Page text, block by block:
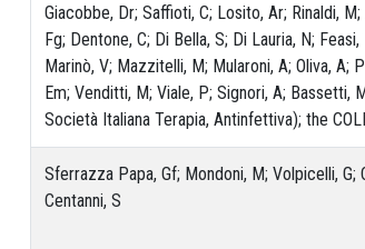
Giacobbe, Dr; Saffioti, C; Losito, Ar; Rinaldi,
Fg; Dentone, C; Di Bella, S; Di Lauria, N;
Marinò, V; Mazzitelli, M; Mularoni, A; Oliva, A;
Em; Venditti, M; Viale, P; Signori, A; Bassetti,
Società Italiana Terapia, Antinfettiva); the
Sferrazza Papa, Gf; Mondoni, M; Volpicelli,
Centanni, S